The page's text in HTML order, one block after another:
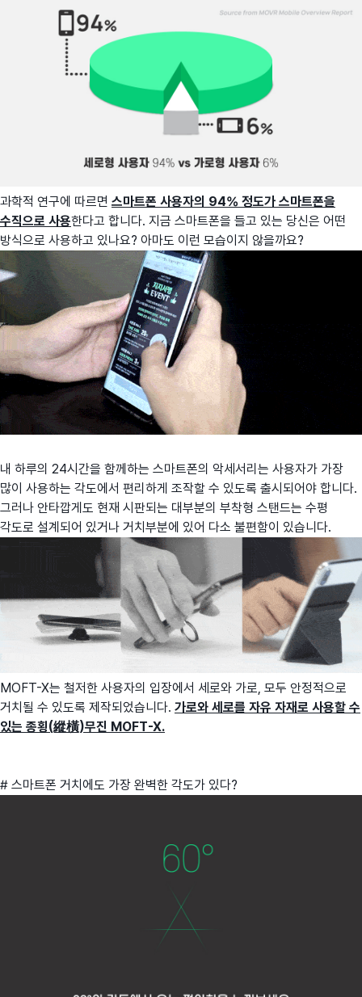
과학적 연구에 따르면 스마트폰 사용자의 94% 정도가 스마트폰을
수직으로 사용한다고 합니다. 지금 스마트폰을 들고 있는 당신은 어떤
방식으로 사용하고 있나요? 아마도 이런 모습이지 않을까요?
내 하루의 24시간을 함께하는 스마트폰의 악세서리는 사용자가 가장
많이 사용하는 각도에서 편리하게 조작할 수 있도록 출시되어야 합니다.
그러나 안타깝게도 현재 시판되는 대부분의 부착형 스탠드는 수평
각도로 설계되어 있거나 거치부분에 있어 다소 불편함이 있습니다.
MOFT-X는 철저한 사용자의 입장에서 세로와 가로, 모두 안정적으로
거치될 수 있도록 제작되었습니다. 가로와 세로를 자유 자재로 사용할 수
있는 종횡(縱橫)무진 MOFT-X.
# 스마트폰 거치에도 가장 완벽한 각도가 있다?